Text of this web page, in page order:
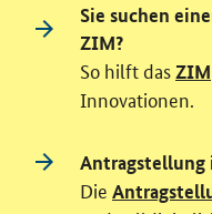
Sie suchen
ZIM?
So hilft dasZIM
Innovationen.
Antragstellung
Die